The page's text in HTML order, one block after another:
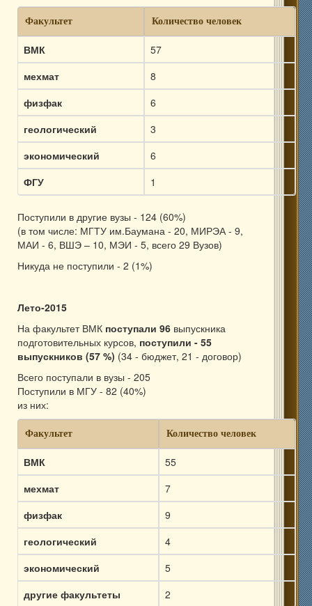
Факультет Количество человек
ВМК
57
мехмат
8
физфак
6
геологический
3
экономический
6
ФГУ
1
Поступили в другие вузы - 124 (60%)
(в том числе: МГТУ им.Баумана - 20, МИРЭА - 9,
МАИ - 6, ВШЭ – 10, МЭИ - 5, всего 29 Вузов)
Никуда не поступили - 2 (1%)
Лето-2015
На факультет ВМК поступали 96 выпускника
подготовительных курсов, поступили - 55
выпускников (57 %) (34 - бюджет, 21 - договор)
Всего поступали в вузы - 205
Поступили в МГУ - 82 (40%)
из них:
Факультет Количество человек
ВМК
55
мехмат
7
физфак
9
геологический
4
экономический
5
другие факультеты
2